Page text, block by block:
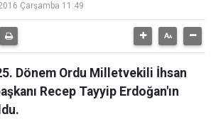
Çarşamba 11:49
Dönem Ordu Milletvekili İhsan
Recep Tayyip Erdoğan'ın